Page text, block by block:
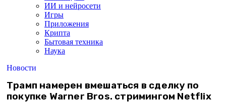
ИИ и нейросети
Игры
Приложения
Крипта
Бытовая техника
Наука
Новости
Трамп намерен вмешаться в сделку по
покупке Warner Bros. стримингом Netflix